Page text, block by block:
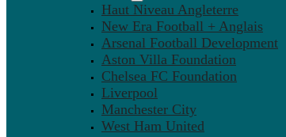
Haut Niveau Angleterre
New Era Football + Anglais
Arsenal Football Development
Aston Villa Foundation
Chelsea FC Foundation
Liverpool
Manchester City
West Ham United